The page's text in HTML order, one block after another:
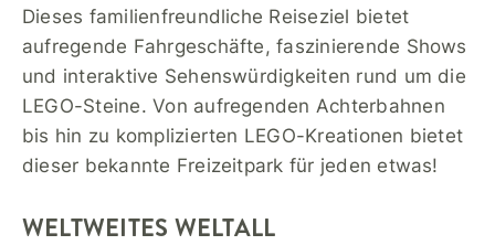
Dieses familienfreundliche Reiseziel bietet
aufregende Fahrgeschäfte, faszinierende Shows
und interaktive Sehenswürdigkeiten rund um die
LEGO-Steine. Von aufregenden Achterbahnen
bis hin zu komplizierten LEGO-Kreationen bietet
dieser bekannte Freizeitpark für jeden etwas!
WELTWEITES WELTALL